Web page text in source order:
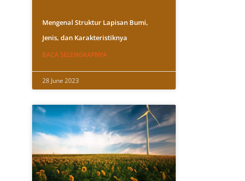
Mengenal Struktur Lapisan Bumi,
Jenis, dan Karakteristiknya
BACA SELENGKAPNYA
28 June 2023